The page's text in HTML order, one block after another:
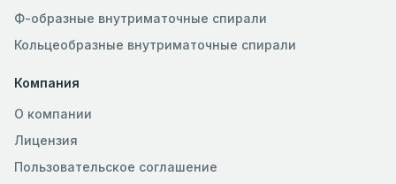
Ф-образные внутриматочные спирали
Кольцеобразные внутриматочные спирали
Компания
О компании
Лицензия
Пользовательское соглашение